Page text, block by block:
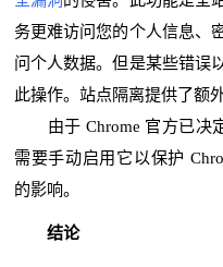
务更难访问您的个人信息、
问个人数据。但是某些错误
此操作。站点隔离提供了额
由于 Chrome 官方已决
需要手动启用它以保护
的影响。
结论